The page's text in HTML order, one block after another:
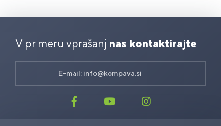
V primeru vprašanj nas kontaktirajte
E-mail: info@kompava.si